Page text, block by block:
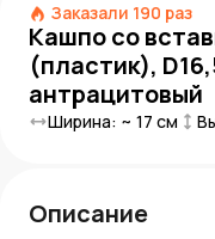
Заказали 190 раз
Кашпо со
(пластик),
антрацитовый
Ширина: ~ 17 см
Описание